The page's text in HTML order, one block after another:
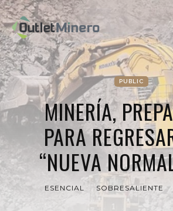
PUBLIC
MINERÍA,
PARA
“NUEVA
ESENCIAL SOBRESALIENTE